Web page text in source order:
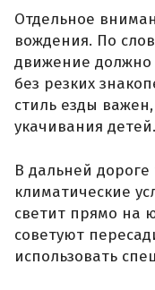
Отдельное
вождения. По
движение
без резких
стиль езды
укачивания детей.
В дальней дороге
климатические
светит прямо на
советуют
использовать